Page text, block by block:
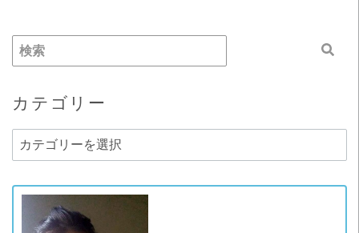
カテゴリー
カ
テ